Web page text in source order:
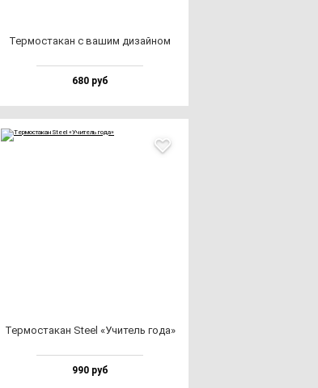
Тер­мос­та­кан с ва­шим ди­зай­ном
680 руб
Тер­мос­та­кан Ste­el «Учи­тель го­да»
990 руб